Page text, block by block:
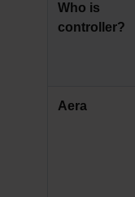
Who is
controller?
Aera